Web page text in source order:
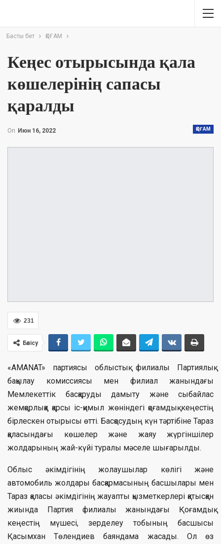
Басты бет ҚОҒАМ
Кеңес отырысында қала
көшелерінің сапасы
қаралды
ҚОҒАМ
On Июн 16, 2022
231
Бөлісу
«AMANAT» партиясы облыстық филиалы Партиялық
бақылау комиссиясы мен филиал жанындағы
Мемлекеттік басқаруды дамыту және сыбайлас
жемқорлыққа қарсы іс-қимыл жөніндегі қоғамдық кеңестің
бірлескен отырысы өтті. Басқосудың күн тәртібіне Тараз
қаласындағы көшелер және жаяу жүргіншілер
жолдарының жай-күйі туралы мәселе шығарылды.
Облыс әкімдігінің жолаушылар көлігі және
автомобиль жолдары басқармасының басшылары мен
Тараз қаласы әкімдігінің жауапты қызметкерлері қатысқан
жиында Партия филиалы жанындағы Қоғамдық
кеңестің мүшесі, зерделеу тобының басшысы
Қасымхан Төлендиев баяндама жасады. Ол өз